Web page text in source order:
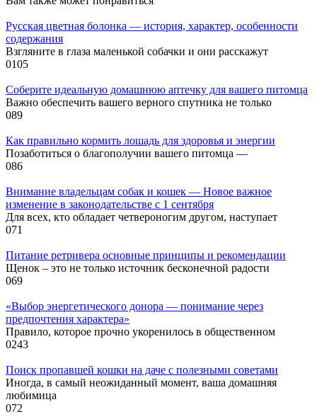
Русская цветная болонка — история, характер, особенности
содержания
Взгляните в глаза маленькой собачки и они расскажут
0105
Соберите идеальную домашнюю аптечку для вашего питомца
Важно обеспечить вашего верного спутника не только
089
Как правильно кормить лошадь для здоровья и энергии
Позаботиться о благополучии вашего питомца —
086
Внимание владельцам собак и кошек — Новое важное
изменение в законодательстве с 1 сентября
Для всех, кто обладает четвероногим другом, наступает
071
Питание ретривера основные принципы и рекомендации
Щенок – это не только источник бесконечной радости
069
«Выбор энергетического донора — понимание через
предпочтения характера»
Правило, которое прочно укоренилось в общественном
0243
Поиск пропавшей кошки на даче с полезными советами
Иногда, в самый неожиданный момент, ваша домашняя
любимица
072